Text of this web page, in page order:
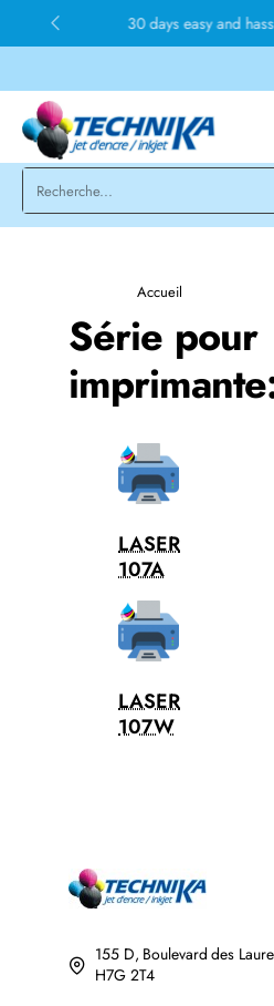
30 days easy and
Accueil
Série pour
LASER
107A
LASER
107W
155 D, Boulevard des
H7G 2T4